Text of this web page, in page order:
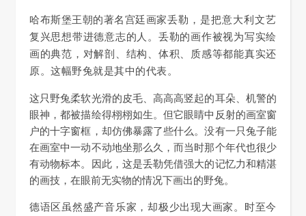
哈布斯堡王朝的著名宫廷画家丢勒，是把意大利文艺
复兴思想带进德意志的人。 丢勒的画作被视为写实绘
画的典范， 对解剖、结构、体积、质感等都能真实还
原。这幅野兔就是其中的代表。
这只野兔柔软光滑的皮毛、高高高竖起的耳朵、机警的
眼神，都被描绘得栩栩如生。但它眼睛中反射的画室窗
户的十字窗框，却仿佛暴露了些什么。没有一只兔子能
在画室中一动不动地坐那么久，而当时那个年代也很少
有动物标本。因此，这是丢勒凭借强大的记忆力和精湛
的画技，在眼前无实物的情况下画出的野兔。
德语区虽然盛产音乐家，却极少出现大画家。时至今